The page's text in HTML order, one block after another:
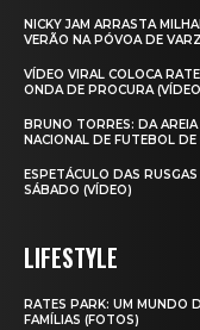
NICKY JAM ARRASTA
VERÃO NA PÓVOA DE
VÍDEO VIRAL COLOCA
ONDA DE PROCURA
BRUNO TORRES: DA
NACIONAL DE FUTEBOL
ESPETÁCULO DAS
SÁBADO (VÍDEO)
LIFESTYLE
RATES PARK: UM MUNDO
FAMÍLIAS (FOTOS)